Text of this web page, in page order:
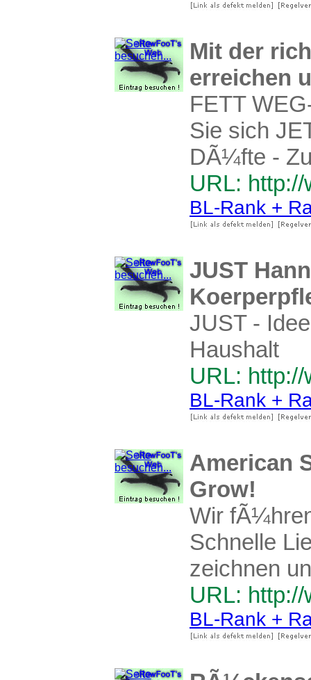
Mit der
erreichen
FETT
Sie sich
DÃ¼fte -
URL:
BL-Rank +
JUST
JUST -
Haushalt
URL:
BL-Rank +
American
Grow!
Wir
Schnelle
zeichnen
URL:
BL-Rank +